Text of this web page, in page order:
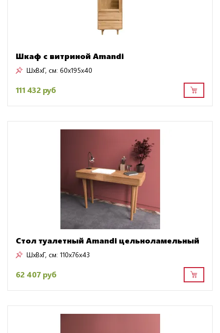
Шкаф с витриной Amandi
ШxВxГ, см: 60x195x40
111 432 руб
Стол туалетный Amandi цельноламельный
ШxВxГ, см: 110x76x43
62 407 руб